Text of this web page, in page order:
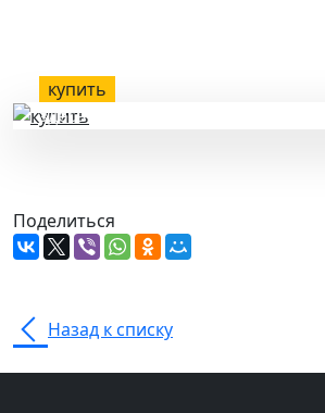
купить
здесь
Поделиться
Назад к списку